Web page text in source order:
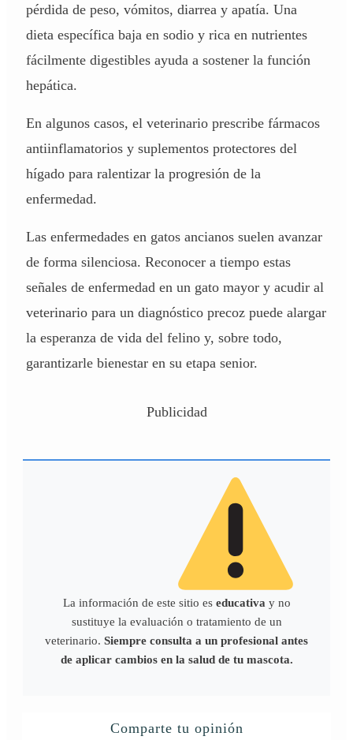
pérdida de peso, vómitos, diarrea y apatía. Una
dieta específica baja en sodio y rica en nutrientes
fácilmente digestibles ayuda a sostener la función
hepática.
En algunos casos, el veterinario prescribe fármacos
antiinflamatorios y suplementos protectores del
hígado para ralentizar la progresión de la
enfermedad.
Las enfermedades en gatos ancianos suelen avanzar
de forma silenciosa. Reconocer a tiempo estas
señales de enfermedad en un gato mayor y acudir al
veterinario para un diagnóstico precoz puede alargar
la esperanza de vida del felino y, sobre todo,
garantizarle bienestar en su etapa senior.
Publicidad
La información de este sitio es educativa y no
sustituye la evaluación o tratamiento de un
veterinario. Siempre consulta a un profesional antes
de aplicar cambios en la salud de tu mascota.
Comparte tu opinión